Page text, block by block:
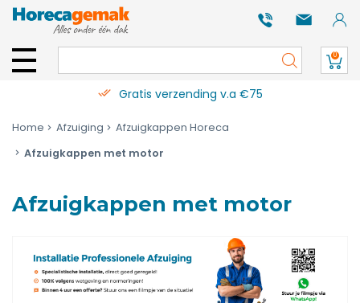
0
Gratis verzending v.a €75
Home Afzuiging
Afzuigkappen Horeca
Afzuigkappen met motor
Afzuigkappen met motor